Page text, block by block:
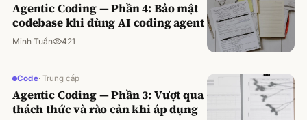
Agentic Coding — Phần 4: Bảo mật
codebase khi dùng AI coding agent
Minh Tuấn 421
Code· Trung cấp
Agentic Coding — Phần 3: Vượt qua
thách thức và rào cản khi áp dụng